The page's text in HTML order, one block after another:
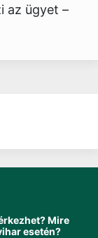
az ügyet –
Mire
esetén?